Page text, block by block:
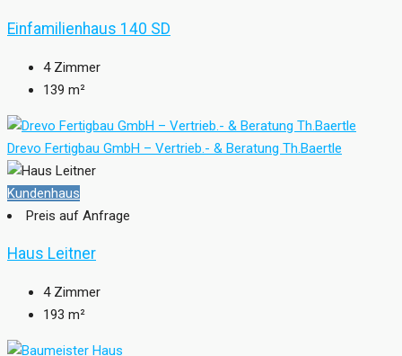
Einfamilienhaus 140 SD
4 Zimmer
139 m²
Drevo Fertigbau GmbH – Vertrieb.- & Beratung Th.Baertle
Kundenhaus
Preis auf Anfrage
Haus Leitner
4 Zimmer
193 m²